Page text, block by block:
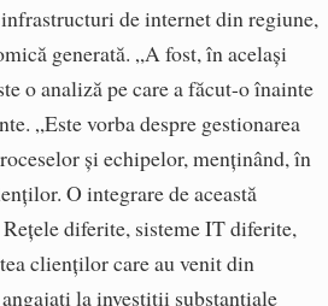
de internet din regiune,
generată. „A fost, în același
o analiză pe care a făcut-o înainte
„Este vorba despre gestionarea
și echipelor, menținând, în
O integrare de această
diferite, sisteme IT diferite,
clienților care au venit din
la investiții substanțiale